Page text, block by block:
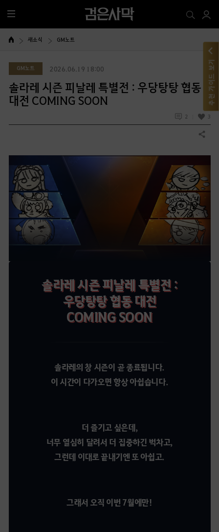
전
체
메
새소식 GM노트
GM노트 2026.06.19 18:00
솔라레 시즌 피날레 특별전 : 우당탕탕 협동
대전 COMING SOON
2 3
공유하기
솔라레 시즌 피날레 특별전 :
우당탕탕 협동 대전
COMING SOON
솔라레의 창 시즌이 곧 종료됩니다.
이 시간이 다가오면 항상 아쉽습니다.
더 즐기고 싶은데,
너무 열심히 달려서 더 집중하긴 벅차고,
그런데 이대로 끝내기엔 또 아쉽고.
그래서 오직 이번 7월에만!
추천 가이드 보기